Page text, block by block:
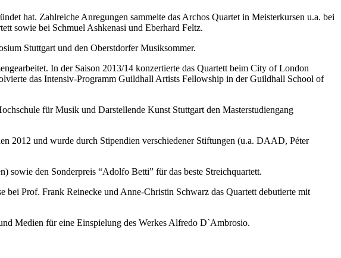
hat. Zahlreiche Anregungen sammelte das Archos Quartet in Meisterkursen u.a. bei
sowie bei Schmuel Ashkenasi und Eberhard Feltz.
Stuttgart und den Oberstdorfer Musiksommer.
In der Saison 2013/14 konzertierte das Quartett beim City of London
das Intensiv-Programm Guildhall Artists Fellowship in der Guildhall School of
für Musik und Darstellende Kunst Stuttgart den Masterstudiengang
2012 und wurde durch Stipendien verschiedener Stiftungen (u.a. DAAD, Péter
den Sonderpreis “Adolfo Betti” für das beste Streichquartett.
Prof. Frank Reinecke und Anne-Christin Schwarz das Quartett debutierte mit
Medien für eine Einspielung des Werkes Alfredo D`Ambrosio.